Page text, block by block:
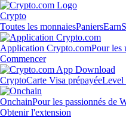
Crypto
Toutes les monnaiesPaniersEarn
Application Crypto.comPour les
Commencer
CryptoCarte Visa prépayéeLevel
OnchainPour les passionnés de
Obtenir l'extension